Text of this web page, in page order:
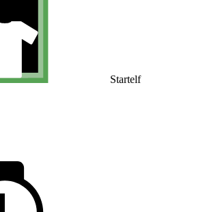
Startelf